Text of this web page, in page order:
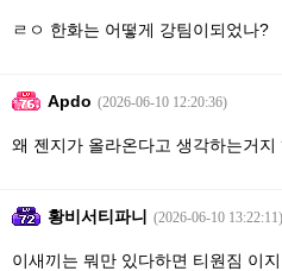
ㄹㅇ 한화는 어떻게 강팀이되었나?
Apdo (2026-06-10 12:20:36)
왜 젠지가 올라온다고 생각하는거지
황비서티파니 (2026-06-10 13:22:11)
이새끼는 뭐만 있다하면 티원짐 이